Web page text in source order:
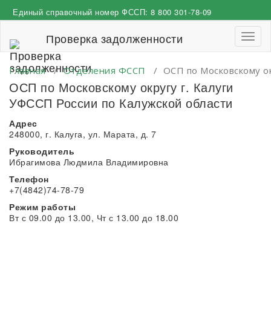
к
Единый справочный номер ФССП: 8 800 301-78-09
Проверка задолженности
Главная/Отделения ФССП / ОСП по Московскому
ОСП по Московскому округу г. Калуги
УФССП России по Калужской области
Адрес
248000, г. Калуга, ул. Марата, д. 7
Руководитель
Ибрагимова Людмила Владимировна
Телефон
+7(4842)74-78-79
Режим работы
Вт с 09.00 до 13.00, Чт с 13.00 до 18.00